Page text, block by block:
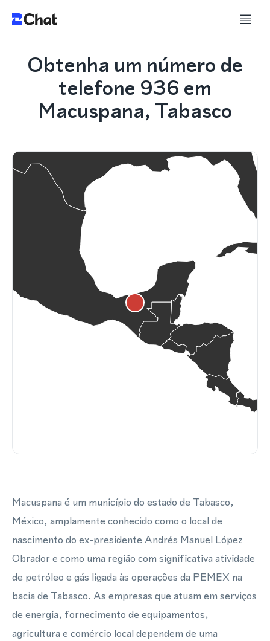
Obtenha um número de
telefone 936 em
Macuspana, Tabasco
Macuspana é um município do estado de Tabasco,
México, amplamente conhecido como o local de
nascimento do ex-presidente Andrés Manuel López
Obrador e como uma região com significativa atividade
de petróleo e gás ligada às operações da PEMEX na
bacia de Tabasco. As empresas que atuam em serviços
de energia, fornecimento de equipamentos,
agricultura e comércio local dependem de uma